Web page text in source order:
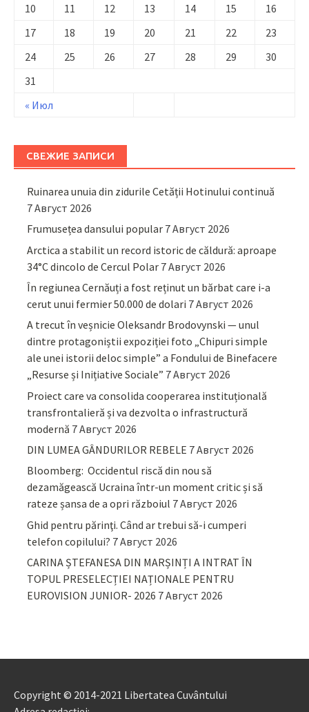
« Июл
10
11 12 13 14 15
16
17
18 19 20 21 22
23
24
25 26 27 28 29
30
31
СВЕЖИЕ ЗАПИСИ
Ruinarea unuia din zidurile Cetății Hotinului continuă
7 Август 2026
Frumusețea dansului popular 7 Август 2026
Arctica a stabilit un record istoric de căldură: aproape
34°C dincolo de Cercul Polar 7 Август 2026
În regiunea Cernăuți a fost reținut un bărbat care i-a
cerut unui fermier 50.000 de dolari 7 Август 2026
A trecut în veșnicie Oleksandr Brodovynski — unul
dintre protagoniștii expoziției foto „Chipuri simple
ale unei istorii deloc simple” a Fondului de Binefacere
„Resurse și Inițiative Sociale” 7 Август 2026
Proiect care va consolida cooperarea instituțională
transfrontalieră și va dezvolta o infrastructură
modernă 7 Август 2026
DIN LUMEA GÂNDURILOR REBELE 7 Август 2026
Bloomberg: Occidentul riscă din nou să
dezamăgească Ucraina într-un moment critic și să
rateze șansa de a opri războiul 7 Август 2026
Ghid pentru părinţi. Când ar trebui să-i cumperi
telefon copilului? 7 Август 2026
CARINA ȘTEFANESA DIN MARȘINȚI A INTRAT ÎN
TOPUL PRESELECȚIEI NAȚIONALE PENTRU
EUROVISION JUNIOR- 2026 7 Август 2026
Copyright © 2014-2021 Libertatea Cuvântului